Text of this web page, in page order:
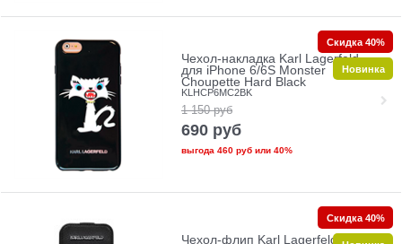
Чехол-накладка Karl Lagerfeld
для iPhone 6/6S Monster
Choupette Hard Black
KLHCP6MC2BK
1 150 руб
690 руб
выгода 460 рубили 40%
Скидка 40%
Новинка
Чехол-флип Karl Lagerfeld для
Скидка 40%